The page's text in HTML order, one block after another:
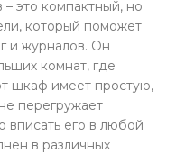
это компактный, но
который поможет
и журналов. Он
комнат, где
шкаф имеет простую,
перегружает
вписать его в любой
в различных